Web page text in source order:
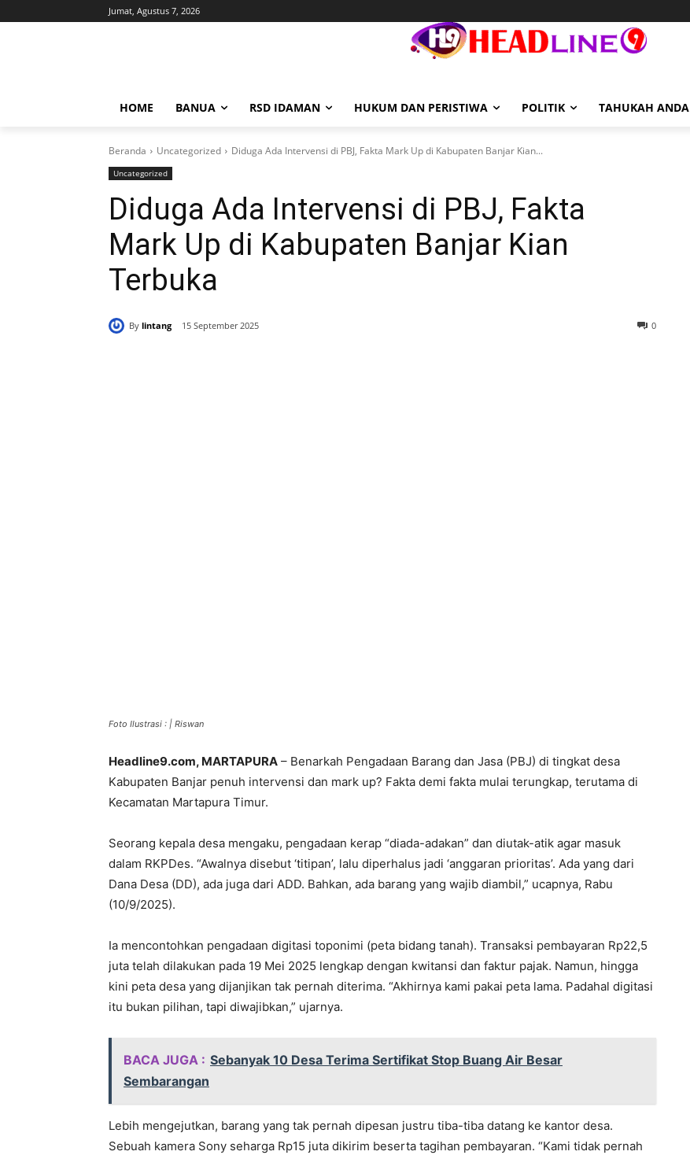
Jumat, Agustus 7, 2026
HOME BANUA RSD IDAMAN HUKUM DAN PERISTIWA POLITIK TAHUKAH ANDA
Beranda Uncategorized Diduga Ada Intervensi di PBJ, Fakta Mark Up di Kabupaten Banjar Kian...
Uncategorized
Diduga Ada Intervensi di PBJ, Fakta
Mark Up di Kabupaten Banjar Kian
Terbuka
By lintang 15 September 2025 0
Foto Ilustrasi : | Riswan
Headline9.com, MARTAPURA – Benarkah Pengadaan Barang dan Jasa (PBJ) di tingkat desa
Kabupaten Banjar penuh intervensi dan mark up? Fakta demi fakta mulai terungkap, terutama di
Kecamatan Martapura Timur.
Seorang kepala desa mengaku, pengadaan kerap “diada-adakan” dan diutak-atik agar masuk
dalam RKPDes. “Awalnya disebut ‘titipan’, lalu diperhalus jadi ‘anggaran prioritas’. Ada yang dari
Dana Desa (DD), ada juga dari ADD. Bahkan, ada barang yang wajib diambil,” ucapnya, Rabu
(10/9/2025).
Ia mencontohkan pengadaan digitasi toponimi (peta bidang tanah). Transaksi pembayaran Rp22,5
juta telah dilakukan pada 19 Mei 2025 lengkap dengan kwitansi dan faktur pajak. Namun, hingga
kini peta desa yang dijanjikan tak pernah diterima. “Akhirnya kami pakai peta lama. Padahal digitasi
itu bukan pilihan, tapi diwajibkan,” ujarnya.
BACA JUGA : Sebanyak 10 Desa Terima Sertifikat Stop Buang Air Besar
Sembarangan
Lebih mengejutkan, barang yang tak pernah dipesan justru tiba-tiba datang ke kantor desa.
Sebuah kamera Sony seharga Rp15 juta dikirim beserta tagihan pembayaran. “Kami tidak pernah